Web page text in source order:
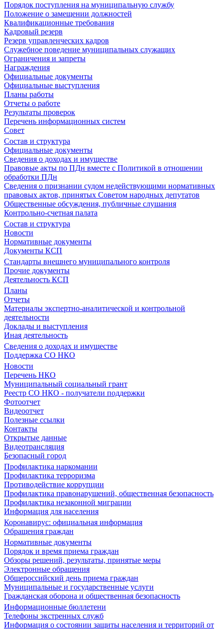
Порядок поступления на муниципальную службу
Положение о замещении должностей
Квалификационные требования
Кадровый резерв
Резерв управленческих кадров
Служебное поведение муниципальных служащих
Ограничения и запреты
Награждения
Официальные документы
Официальные выступления
Планы работы
Отчеты о работе
Результаты проверок
Перечень информационных систем
Совет
Состав и структура
Официальные документы
Сведения о доходах и имуществе
Правовые акты по ПДн вместе с Политикой в отношении
обработки ПДн
Сведения о признании судом недействующими нормативных
правовых актов, принятых Советом народных депутатов
Общественные обсуждения, публичные слушания
Контрольно-счетная палата
Состав и структура
Новости
Нормативные документы
Документы КСП
Стандарты внешнего муниципального контроля
Прочие документы
Деятельность КСП
Планы
Отчеты
Материалы экспертно-аналитической и контрольной
деятельности
Доклады и выступления
Иная деятельность
Сведения о доходах и имуществе
Поддержка СО НКО
Новости
Перечень НКО
Муниципальный социальный грант
Реестр СО НКО - получатели поддержки
Фотоотчет
Видеоотчет
Полезные ссылки
Контакты
Открытые данные
Видеотрансляция
Безопасный город
Профилактика наркомании
Профилактика терроризма
Противодействие коррупции
Профилактика правонарушений, общественная безопасность
Профилактика незаконной миграции
Информация для населения
Коронавирус: официальная информация
Обращения граждан
Нормативные документы
Порядок и время приема граждан
Обзоры решений, результаты, принятые меры
Электронные обращения
Общероссийский день приема граждан
Муниципальные и государственные услуги
Гражданская оборона и общественная безопасность
Информационные бюллетени
Телефоны экстренных служб
Информация о состоянии защиты населения и территорий от